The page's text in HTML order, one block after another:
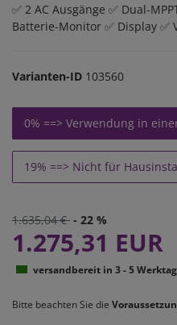
✅ 2 AC Ausgänge ✅ Dual-
Batterie-Monitor ✅ Display ✅
Varianten-ID 103560
0% ==> Verwendung in
19% ==> Nicht für
1.635,04 € - 22 %
1.275,31 EUR
versandbereit in 3 - 5
Bitte beachten Sie die